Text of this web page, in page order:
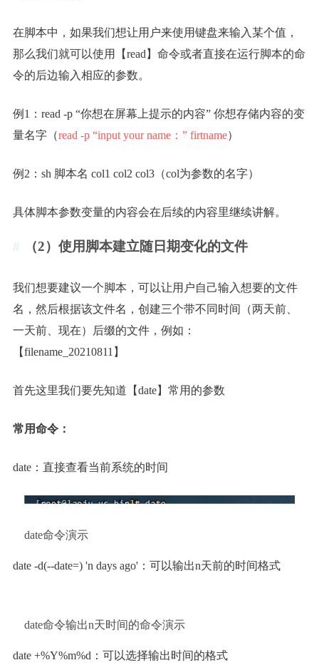
在脚本中，如果我们想让用户来使用键盘来输入某个值，
那么我们就可以使用【read】命令或者直接在运行脚本的命
令的后边输入相应的参数。
例1：read -p “你想在屏幕上提示的内容” 你想存储内容的变
量名字（read -p “input your name：” firtname）
例2：sh 脚本名 col1 col2 col3（col为参数的名字）
具体脚本参数变量的内容会在后续的内容里继续讲解。
（2）使用脚本建立随日期变化的文件
我们想要建议一个脚本，可以让用户自己输入想要的文件
名，然后根据该文件名，创建三个带不同时间（两天前、
一天前、现在）后缀的文件，例如：
【filename_20210811】
首先这里我们要先知道【date】常用的参数
常用命令：
date：直接查看当前系统的时间
date命令演示
date -d(--date=) 'n days ago'：可以输出n天前的时间格式
date命令输出n天时间的命令演示
date +%Y%m%d：可以选择输出时间的格式